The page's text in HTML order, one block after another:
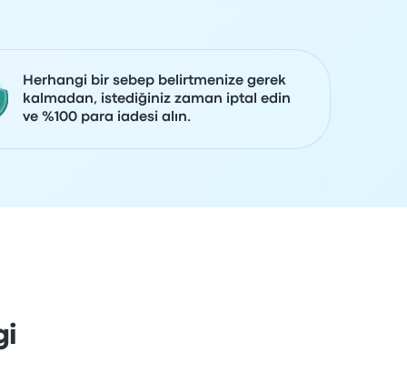
Herhangi bir sebep belirtmenize gerek
kalmadan, istediğiniz zaman iptal edin
ve %100 para iadesi alın.